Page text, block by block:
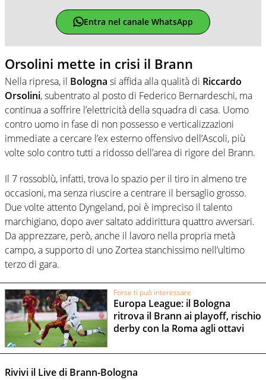
Entra nel canale WhatsApp
Orsolini mette in crisi il Brann
Nella ripresa, il Bologna si affida alla qualità di Riccardo
Orsolini, subentrato al posto di Federico Bernardeschi, ma
continua a soffrire l’elettricità della squadra di casa. Uomo
contro uomo in fase di non possesso e verticalizzazioni
immediate a cercare l’ex esterno offensivo dell’Ascoli, più
volte solo contro tutti a ridosso dell’area di rigore del Brann.
Il 7 rossoblù, infatti, trova lo spazio per il tiro in almeno tre
occasioni, ma senza riuscire a centrare il bersaglio grosso.
Due volte attento Dyngeland, poi è impreciso il talento
marchigiano, dopo aver saltato addirittura quattro avversari.
Da apprezzare, però, anche il lavoro nella propria metà
campo, a supporto di uno Zortea stanchissimo nell’ultimo
terzo di gara.
Forse ti può interessare
Europa League: il Bologna
ritrova il Brann ai playoff, rischio
derby con la Roma agli ottavi
Rivivi il Live di Brann-Bologna